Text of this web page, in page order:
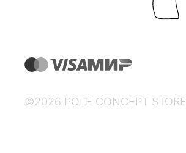
©2026 POLE CONCEPT STORE